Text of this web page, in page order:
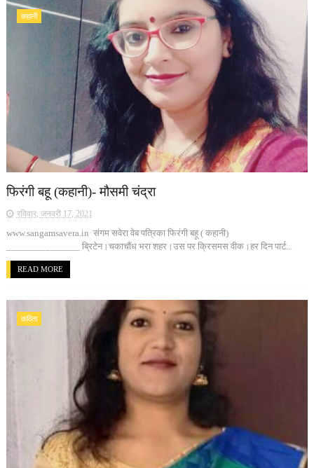
कहानी
फिरंगी बहू (कहानी)- मौसमी चंद्रा
रविवार, जनवरी 17, 2021
www.sangamsavera.in संगम सवेरा वेब पत्रिका फिरंगी बहू ( कहानी)
_______________ ब्रिटेन।चकाचौंध भरा शहर।उस पर क्रिसमस वीक।हर दिन पार्ट...
READ MORE
कविता